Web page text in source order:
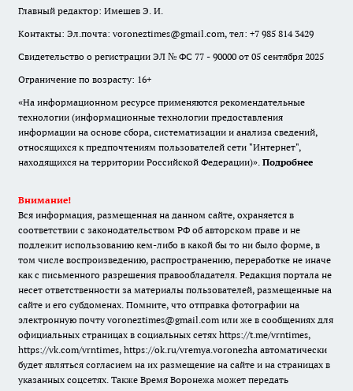
Главный редактор: Имешев Э. И.
Контакты: Эл.почта: voroneztimes@gmail.com, тел: +7 985 814 3429
Свидетельство о регистрации ЭЛ № ФС 77 - 90000 от 05 сентября 2025
Ограничение по возрасту: 16+
«На информационном ресурсе применяются рекомендательные
технологии (информационные технологии предоставления
информации на основе сбора, систематизации и анализа сведений,
относящихся к предпочтениям пользователей сети "Интернет",
находящихся на территории Российской Федерации)». Подробнее
Внимание!
Вся информация, размещенная на данном сайте, охраняется в
соответствии с законодательством РФ об авторском праве и не
подлежит использованию кем-либо в какой бы то ни было форме, в
том числе воспроизведению, распространению, переработке не иначе
как с письменного разрешения правообладателя. Редакция портала не
несет ответственности за материалы пользователей, размещенные на
сайте и его субдоменах. Помните, что отправка фотографии на
электронную почту voroneztimes@gmail.com или же в сообщениях для
официальных страницах в социальных сетях https://t.me/vrntimes,
https://vk.com/vrntimes, https://ok.ru/vremya.voronezha автоматически
будет являться согласием на их размещение на сайте и на страницах в
указанных соцсетях. Также Время Воронежа может передать